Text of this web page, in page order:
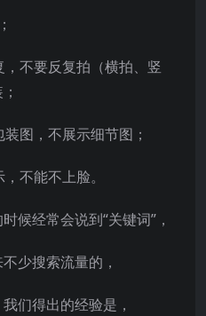
不要反复拍（横拍、竖
图，不展示细节图；
不能不上脸。
候经常会说到“关键词”，
少搜索流量的，
们得出的经验是，